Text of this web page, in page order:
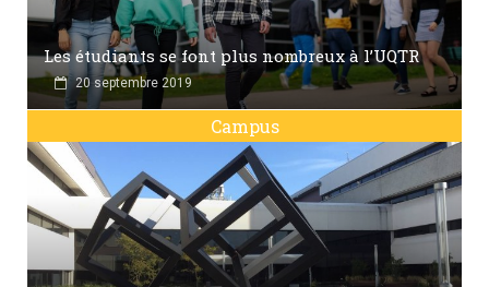
Les étudiants se font plus nombreux à l’UQTR
20 septembre 2019
Campus